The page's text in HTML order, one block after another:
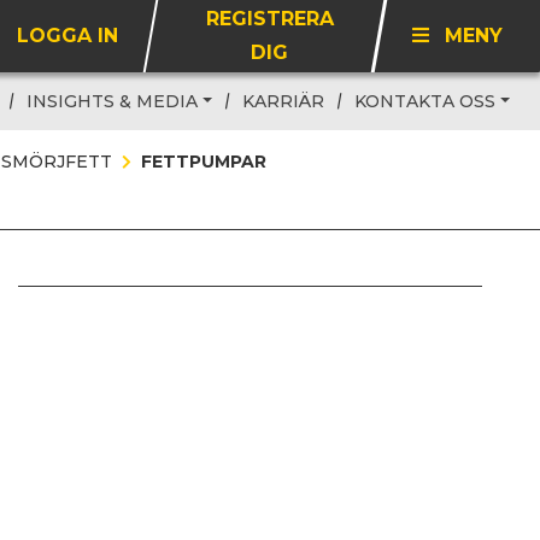
LOGGA IN
REGISTRERA
DIG
MENY
INSIGHTS & MEDIA KARRIÄR KONTAKTA OSS
FETTPUMPAR